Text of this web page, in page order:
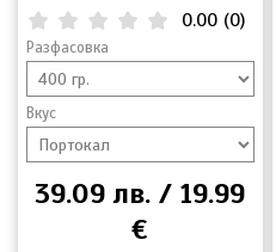
0.00 (0)
Разфасовка
Вкус
39.09 лв. / 19.99
€